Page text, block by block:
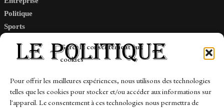
Gérer le consentement aux
cookies
Pour offrir les meilleures expériences, nous utilisons des technologies
telles que les cookies pour stocker et/ou accéder aux informations sur
l'appareil. Le consentement à ces technologies nous permettra de
Politique
Sports
Links